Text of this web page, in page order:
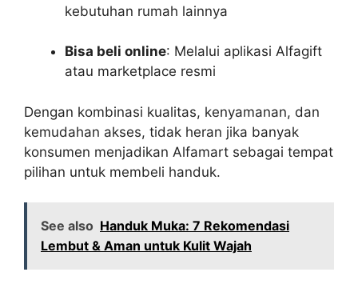
kebutuhan rumah lainnya
Bisa beli online: Melalui aplikasi Alfagift
atau marketplace resmi
Dengan kombinasi kualitas, kenyamanan, dan
kemudahan akses, tidak heran jika banyak
konsumen menjadikan Alfamart sebagai tempat
pilihan untuk membeli handuk.
See also Handuk Muka: 7 Rekomendasi
Lembut & Aman untuk Kulit Wajah